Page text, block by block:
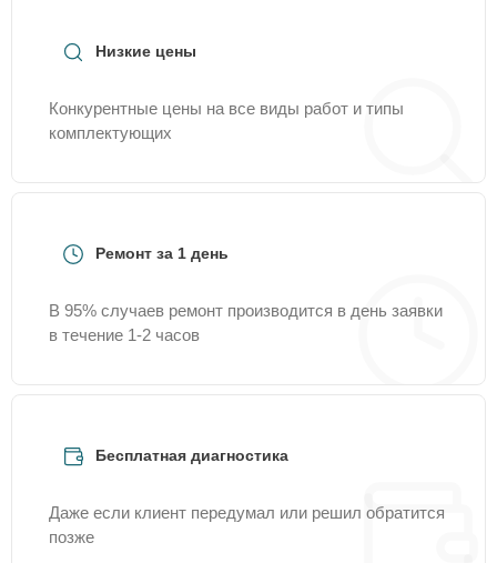
Низкие цены
Конкурентные цены на все виды работ и типы
комплектующих
Ремонт за 1 день
В 95% случаев ремонт производится в день заявки
в течение 1-2 часов
Бесплатная диагностика
Даже если клиент передумал или решил обратится
позже